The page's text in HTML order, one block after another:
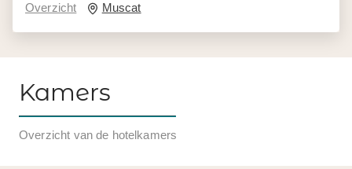
Overzicht Muscat
Kamers
Overzicht van de hotelkamers